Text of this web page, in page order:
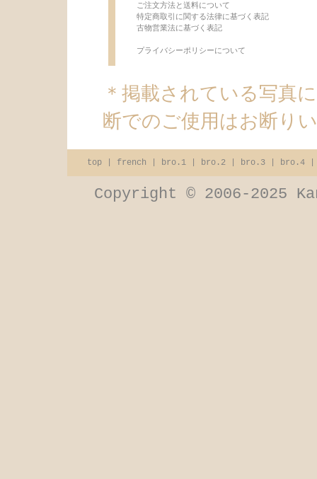
ご注文方法と送料について
特定商取引に関する法律に基づく表記
古物営業法に基づく表記
プライバシーポリシーについて
＊掲載されている写真
断でのご使用はお断り
top| french bro.1| bro.2| bro.3| bro.4
Copyright © 2006-2025